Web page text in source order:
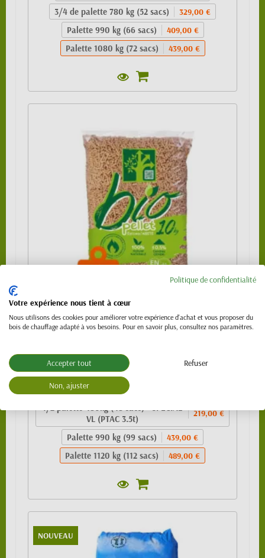
3/4 de palette 780 kg (52 sacs) 329,00 €
Palette 990 kg (66 sacs) 409,00 €
Palette 1080 kg (72 sacs) 439,00 €
Granulés de bois 100% résineux- BIO PELLET
EnPlus A1 - SAC 10kg
489,00 €
Sac de 10kg
1/4 de palette (24 sacs)
1/2 palette 480kg (48 sacs) - SPECIAL
VL (PTAC 3.5t)
219,00 €
Palette 990 kg (99 sacs) 439,00 €
Palette 1120 kg (112 sacs) 489,00 €
NOUVEAU
Politique de confidentialité
Votre expérience nous tient à cœur
Nous utilisons des cookies pour améliorer votre expérience d'achat et vous proposer du
bois de chauffage adapté à vos besoins. Pour en savoir plus, consultez nos paramètres.
Accepter tout Refuser
Non, ajuster